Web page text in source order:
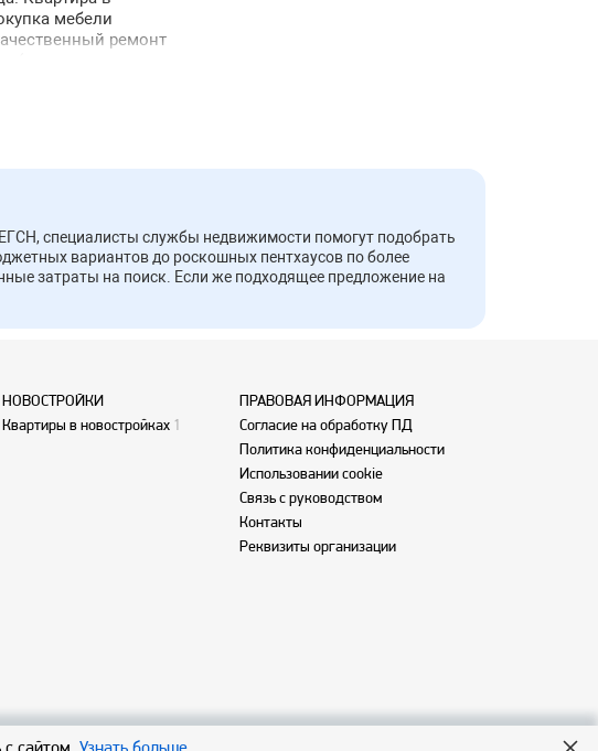
мебели
ремонт
часть мебели
специалисты службы недвижимости помогут подобрать
вариантов до роскошных пентхаусов по более
затраты на поиск. Если же подходящее предложение на
НОВОСТРОЙКИ
Квартиры в новостройках 1
ПРАВОВАЯ ИНФОРМАЦИЯ
Согласие на обработку ПД
Политика конфиденциальности
Использовании cookie
Связь с руководством
Контакты
Реквизиты организации